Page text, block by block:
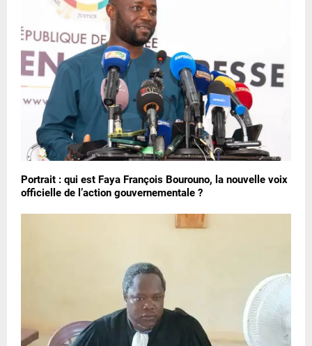
Portrait : qui est Faya François Bourouno, la nouvelle voix
officielle de l’action gouvernementale ?